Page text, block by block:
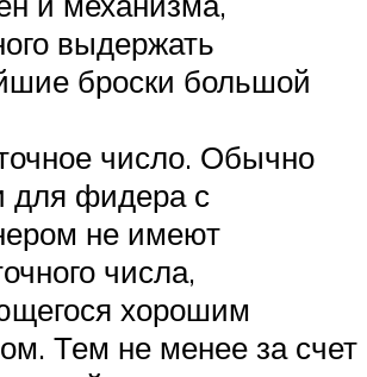
выдержать
броски большой
число. Обычно
для фидера с
не имеют
числа,
хорошим
Тем не менее за счет